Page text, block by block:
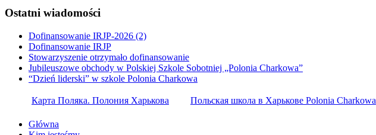
Ostatni wiadomości
Dofinansowanie IRJP-2026 (2)
Dofinansowanie IRJP
Stowarzyszenie otrzymało dofinansowanie
Jubileuszowe obchody w Polskiej Szkole Sobotniej „Polonia Charkowa”
“Dzień liderski” w szkole Polonia Charkowa
Карта Поляка. Полония Харькова Польская школа в Харькове Polonia Charkowa
Główna